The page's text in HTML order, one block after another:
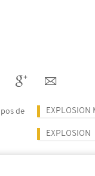
de EXPLOSION
EXPLOSION